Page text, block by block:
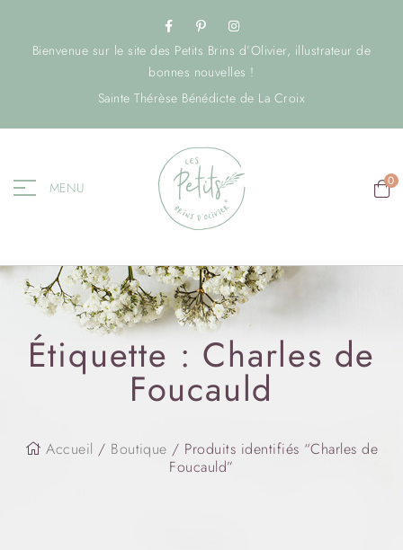
Bienvenue sur le site des Petits Brins d’Olivier, illustrateur de
bonnes nouvelles !
Sainte Thérèse Bénédicte de La Croix
MENU 0
Étiquette : Charles de
Foucauld
Accueil / Boutique / Produits identifiés “Charles de
Foucauld”